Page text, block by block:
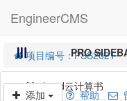
EngineerCMS
PRO
Mathcad云计算书
项目编号：PSS2021
添加 帮助